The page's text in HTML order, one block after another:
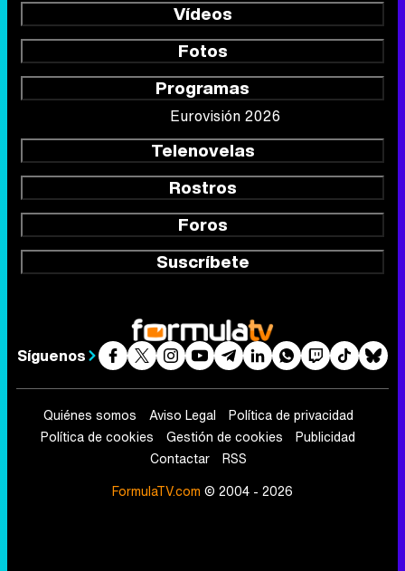
Vídeos
Fotos
Programas
Eurovisión 2026
Telenovelas
Rostros
Foros
Suscríbete
Síguenos
Quiénes somos Aviso Legal
Política de privacidad
Política de cookies
Gestión de cookies
Publicidad
Contactar
RSS
FormulaTV.com © 2004 - 2026